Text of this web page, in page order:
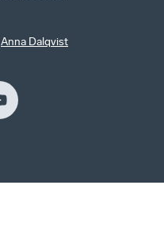
Anna Dalqvist